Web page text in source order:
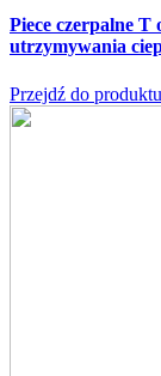
Piece czerpalne T
utrzymywania
Przejdź do produktu